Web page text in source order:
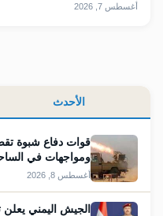
أغسطس 7, 2026
الأحدث
قوات دفاع شبوة
ومواجهات في
أغسطس 8, 2026
الجيش اليمني